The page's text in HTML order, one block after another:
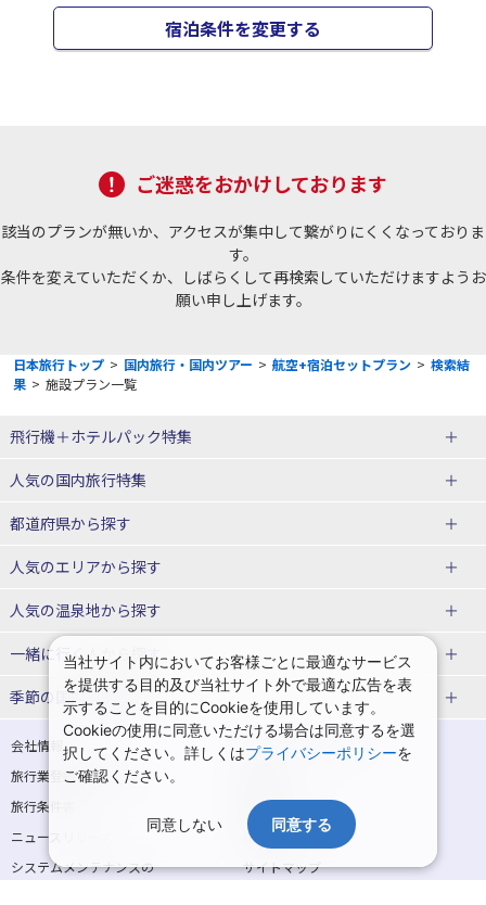
宿泊条件を変更する
ご迷惑をおかけしております
該当のプランが無いか、アクセスが集中して繋がりにくくなっておりま
す。
条件を変えていただくか、しばらくして再検索していただけますようお
願い申し上げます。
日本旅行トップ > 国内旅行・国内ツアー > 航空+宿泊セットプラン > 検索結
果 > 施設プラン一覧
飛行機＋ホテルパック特集
赤い風船ダイナミックパッケージ
ＪＡＬで行く飛行機+ホテルパック
人気の国内旅行特集
東京ディズニーリゾート®への旅
ユニバーサル・スタジオ・ジャパ
都道府県から探す
北海道旅行・ツアー
東北
青森旅行・ツアー
岩手旅行・ツアー
宮城旅行・ツアー
秋田旅行・ツアー
山形旅行・ツアー
福島旅行・ツアー
関東
東京旅行・ツアー
神奈川旅行・ツアー
人気のエリアから探す
函館旅行 札幌旅行
仙台旅行
那須旅行
日光旅行
小笠原旅行
大島旅行
人気の温泉地から探す
北海道
湯の川温泉(北海道)
定山渓温泉(北海道)
十勝川温泉(北海道)
阿寒湖温泉(北海道)
洞爺湖温泉(北海道)
層雲峡温泉(北海道)
知床温泉(北海道)
一緒に行く人から探す
一人旅 国内版
家族・子連れ旅行 国内版
カップル・夫婦旅行 国内版
女子旅 国内版
卒業旅行・学生旅行 国内版
季節の国内旅行特集
桜・お花見特集
ゴールデンウィーク（GW）の国内
旅行
夏休み・お盆の国内旅行
7月の国内旅行
8月の国内旅行
9月の国内旅行
10月の国内旅行
11月の国内旅行
会社情報
プライバシーポリシー
旅行業登録票・約款
旅行条件書
商標について
ニュースリリース
採用情報
システムメンテナンスの
サイトマップ
当社サイト内においてお客様ごとに最適なサービス
を提供する目的及び当社サイト外で最適な広告を表
示することを目的にCookieを使用しています。
Cookieの使用に同意いただける場合は同意するを選
択してください。詳しくはプライバシーポリシーを
ご確認ください。
同意しない 同意する